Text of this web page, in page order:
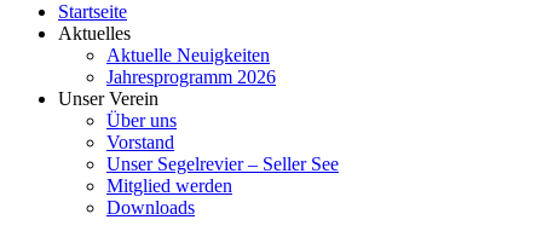
Startseite
Aktuelles
Aktuelle Neuigkeiten
Jahresprogramm 2026
Unser Verein
Über uns
Vorstand
Unser Segelrevier – Seller See
Mitglied werden
Downloads